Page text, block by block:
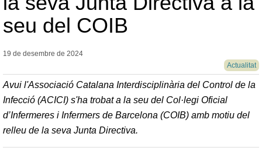
seu del COIB
19 de desembre de 2024
Actualitat
Avui l'Associació Catalana Interdisciplinària del Control de la
Infecció (ACICI) s'ha trobat a la seu del Col·legi Oficial
d’Infermeres i Infermers de Barcelona (COIB) amb motiu del
relleu de la seva Junta Directiva.